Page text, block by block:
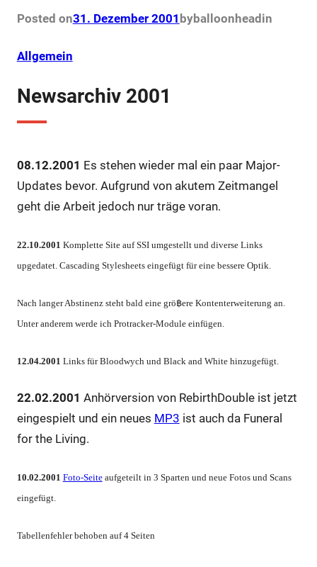
o
o
e
r
r
e
t
A
p
Posted on31. Dezember 2001 byballoonhead in
Allgemein
Newsarchiv 2001
08.12.2001 Es stehen wieder mal ein paar Major-
Updates bevor. Aufgrund von akutem Zeitmangel
geht die Arbeit jedoch nur träge voran.
22.10.2001 Komplette Site auf SSI umgestellt und diverse Links
upgedatet. Cascading Stylesheets eingefügt für eine bessere Optik.
Nach langer Abstinenz steht bald eine grö฿ere Kontenterweiterung an.
Unter anderem werde ich Protracker-Module einfügen.
12.04.2001 Links für Bloodwych und Black and White hinzugefügt.
22.02.2001 Anhörversion von RebirthDouble ist jetzt
eingespielt und ein neues MP3 ist auch da Funeral
for the Living.
10.02.2001 Foto-Seiteaufgeteilt in 3 Sparten und neue Fotos und Scans
eingefügt.
Tabellenfehler behoben auf 4 Seiten